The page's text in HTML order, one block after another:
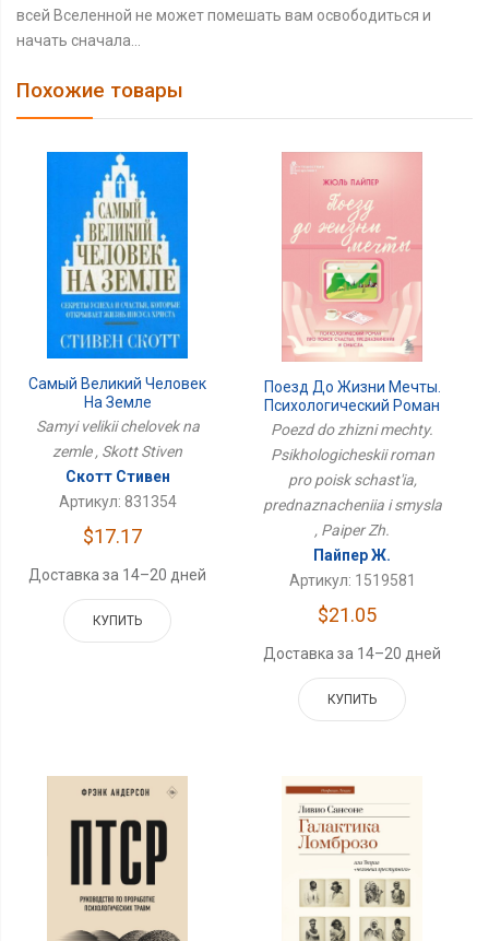
всей Вселенной не может помешать вам освободиться и
начать сначала...
Похожие товары
Самый Великий Человек
На Земле
Samyi velikii chelovek na
zemle , Skott Stiven
Скотт Стивен
Артикул: 831354
$17.17
Доставка за 14–20 дней
КУПИТЬ
Поезд До Жизни Мечты.
Психологический Роман
Про Поиск Счастья,
Смысла
Poezd do zhizni mechty.
Psikhologicheskii roman
pro poisk schast'ia,
prednaznacheniia i smysla
, Paiper Zh.
Пайпер Ж.
Артикул: 1519581
$21.05
Доставка за 14–20 дней
КУПИТЬ